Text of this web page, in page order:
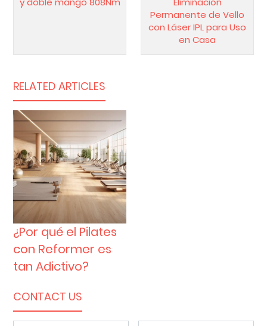
Permanente de Vello
con Láser IPL para Uso
en Casa
RELATED ARTICLES
¿Por qué el Pilates
con Reformer es
tan Adictivo?
CONTACT US